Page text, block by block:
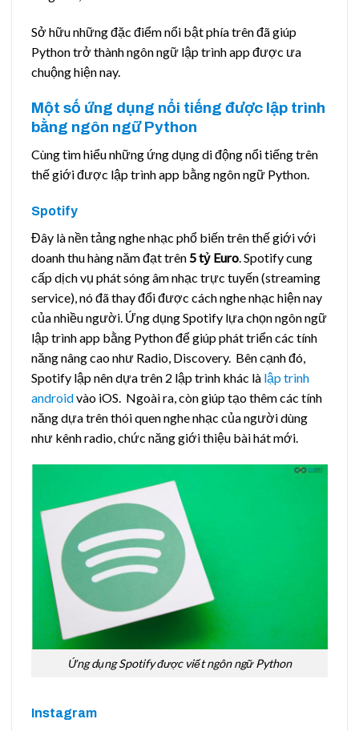
Sở hữu những đặc điểm nổi bật phía trên đã giúp
Python trở thành ngôn ngữ lập trình app được ưa
chuộng hiện nay.
Một số ứng dụng nổi tiếng được lập trình
bằng ngôn ngữ Python
Cùng tìm hiểu những ứng dụng di động nổi tiếng trên
thế giới được lập trình app bằng ngôn ngữ Python.
Spotify
Đây là nền tảng nghe nhạc phổ biến trên thế giới với
doanh thu hàng năm đạt trên5 tỷ Euro. Spotify cung
cấp dịch vụ phát sóng âm nhạc trực tuyến (streaming
service), nó đã thay đổi được cách nghe nhạc hiện nay
của nhiều người. Ứng dụng Spotify lựa chọn ngôn ngữ
lập trình app bằng Python để giúp phát triển các tính
năng nâng cao như Radio, Discovery. Bên cạnh đó,
Spotify lập nên dựa trên 2 lập trình khác là lập trình
androidvào iOS. Ngoài ra, còn giúp tạo thêm các tính
năng dựa trên thói quen nghe nhạc của người dùng
như kênh radio, chức năng giới thiệu bài hát mới.
Ứng dụng Spotify được viết ngôn ngữ Python
Instagram